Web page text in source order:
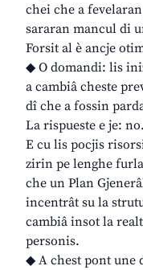
chei che a
sararan mancul di
Forsit al è ancje
◆ O domandi: lis
a cambiâ cheste
dî che a fossin
La rispueste e je: no.
E cu lis pocjis
zirin pe lenghe
che un Plan
incentrât su la
cambiâ insot la
personis.
◆ A chest pont une